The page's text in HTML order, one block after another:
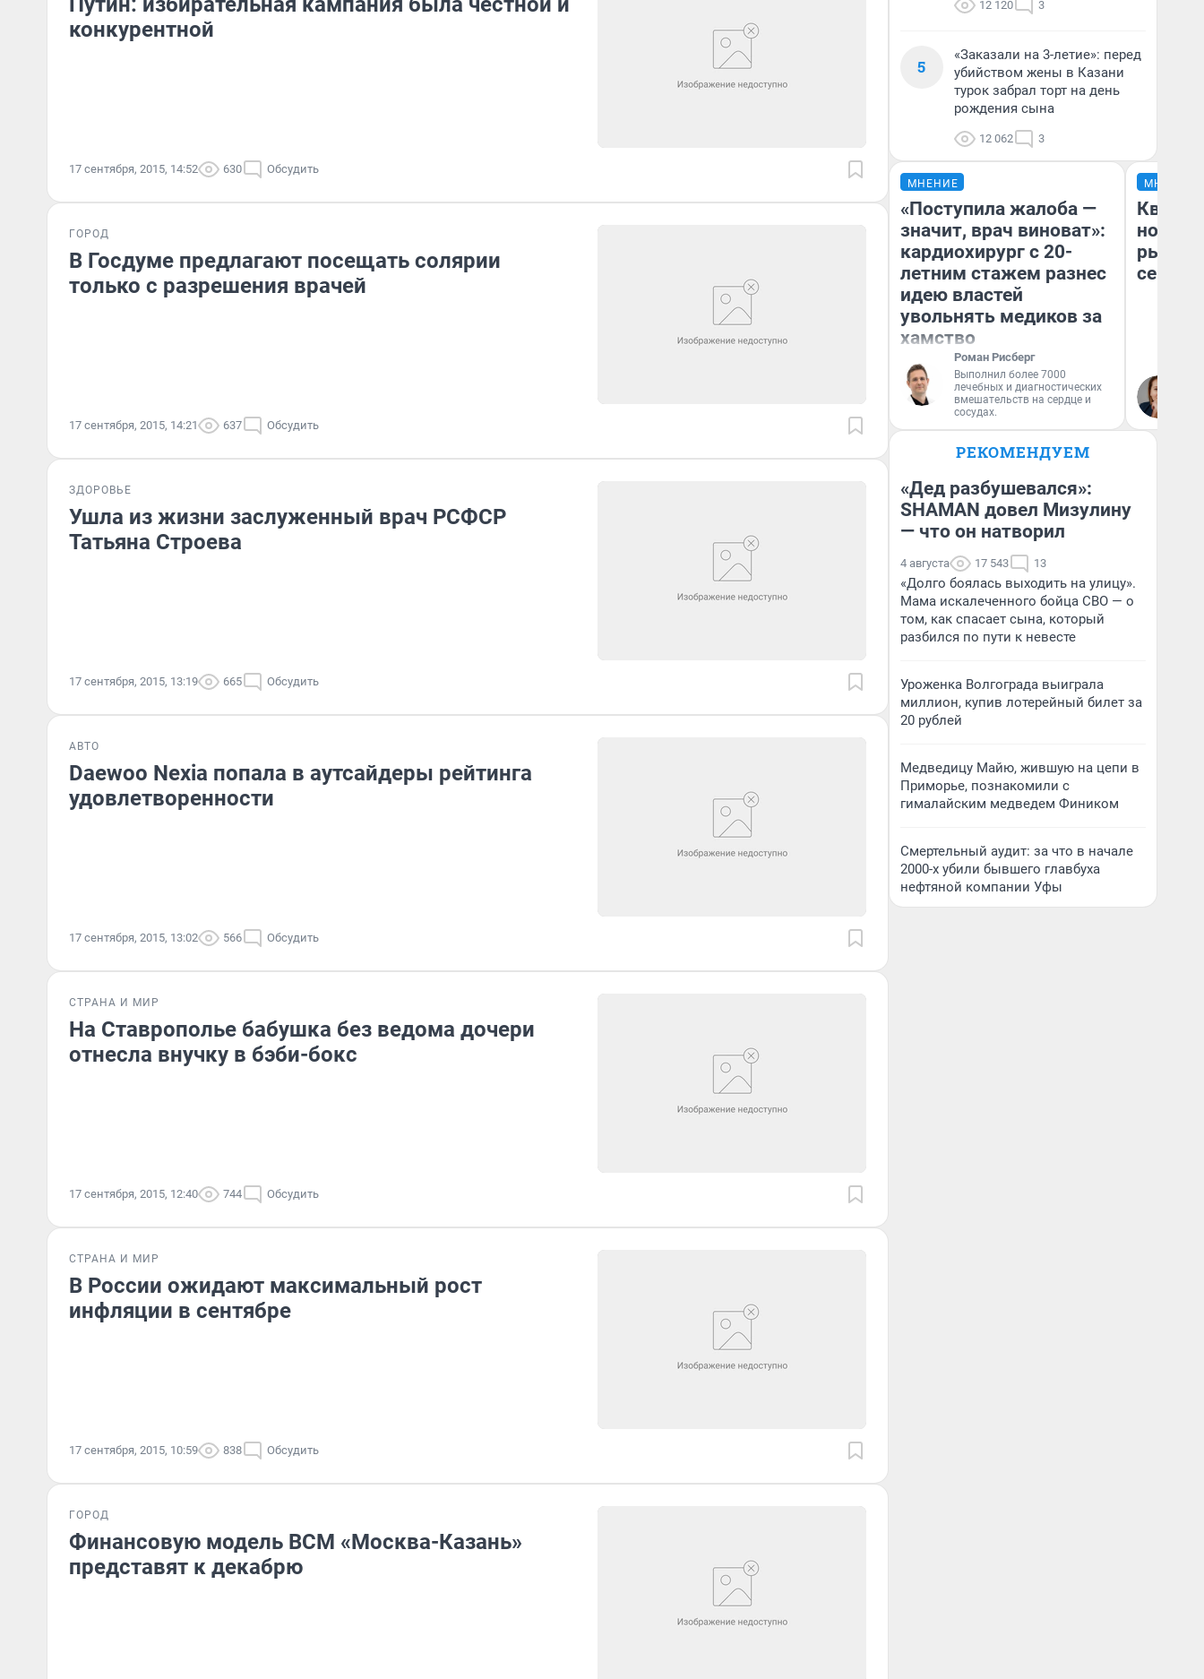
конкурентной
17 сентября, 2015, 14:52 630 Обсудить
ГОРОД
В Госдуме предлагают посещать солярии
только с разрешения врачей
17 сентября, 2015, 14:21 637 Обсудить
ЗДОРОВЬЕ
Ушла из жизни заслуженный врач РСФСР
Татьяна Строева
17 сентября, 2015, 13:19 665 Обсудить
АВТО
Daewoo Nexia попала в аутсайдеры рейтинга
удовлетворенности
17 сентября, 2015, 13:02 566 Обсудить
СТРАНА И МИР
На Ставрополье бабушка без ведома дочери
отнесла внучку в бэби-бокс
17 сентября, 2015, 12:40 744 Обсудить
СТРАНА И МИР
В России ожидают максимальный рост
инфляции в сентябре
17 сентября, 2015, 10:59 838 Обсудить
ГОРОД
Финансовую модель ВСМ «Москва-Казань»
представят к декабрю
12 120 3
5
«Заказали на 3-летие»: перед
убийством жены в Казани
турок забрал торт на день
рождения сына
12 062 3
МНЕНИЕ
«Поступила жалоба —
значит, врач виноват»:
кардиохирург с 20-
летним стажем разнес
идею властей
увольнять медиков за
хамство
Роман Рисберг
Выполнил более 7000
лечебных и диагностических
вмешательств на сердце и
сосудах.
МНЕНИЕ
но
рынок
РЕКОМЕНДУЕМ
«Дед разбушевался»:
SHAMAN довел Мизулину
— что он натворил
4 августа 17 543 13
«Долго боялась выходить на улицу».
Мама искалеченного бойца СВО — о
том, как спасает сына, который
разбился по пути к невесте
Уроженка Волгограда выиграла
миллион, купив лотерейный билет за
20 рублей
Медведицу Майю, жившую на цепи в
Приморье, познакомили с
гималайским медведем Фиником
Смертельный аудит: за что в начале
2000-х убили бывшего главбуха
нефтяной компании Уфы